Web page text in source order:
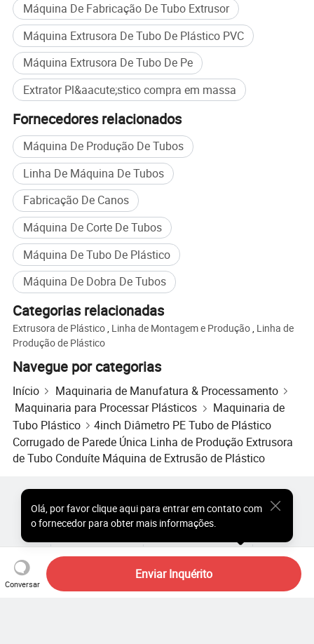
Máquina De Fabricação De Tubo Extrusor
Máquina Extrusora De Tubo De Plástico PVC
Máquina Extrusora De Tubo De Pe
Extrator Pl&aacute;stico compra em massa
Fornecedores relacionados
Máquina De Produção De Tubos
Linha De Máquina De Tubos
Fabricação De Canos
Máquina De Corte De Tubos
Máquina De Tubo De Plástico
Máquina De Dobra De Tubos
Categorias relacionadas
Extrusora de Plástico, Linha de Montagem e Produção, Linha de
Produção de Plástico
Navegue por categorias
Início
Maquinaria de Manufatura & Processamento
Maquinaria para Processar Plásticos
Maquinaria de
Tubo Plástico
4inch Diâmetro PE Tubo de Plástico
Corrugado de Parede Única Linha de Produção Extrusora
de Tubo Conduíte Máquina de Extrusão de Plástico
Conversar
Enviar Inquérito
Olá, por favor clique aqui para entrar em contato com
o fornecedor para obter mais informações.
Produtos Quentes por Atacado
Comprador de Estrela
Percepções
Sobre
Acordo do Usuário Política de Privacidade
Contato
Copyright © 2026 Focus Technology Co., Ltd. All Rights Reserved